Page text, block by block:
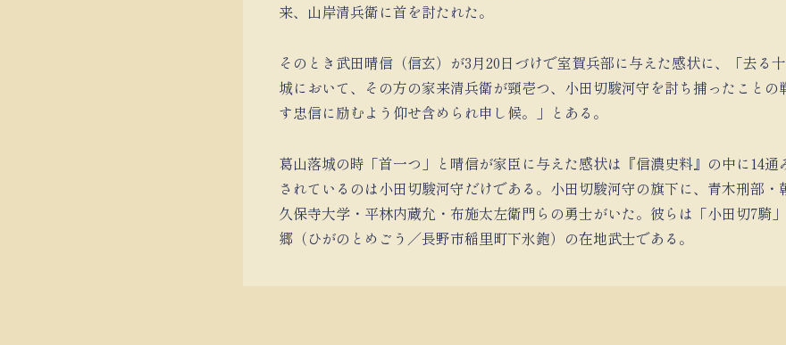
来、山岸清兵衛に首を討たれた。
そのとき武田晴信（信玄）が3月20日づけで室賀兵部に与えた感状に、「去る
城において、その方の家来清兵衛が頸壱つ、小田切駿河守を討ち捕ったことの
す忠信に励むよう仰せ含められ申し候。」とある。
葛山落城の時「首一つ」と晴信が家臣に与えた感状は『信濃史料』の中に14通
されているのは小田切駿河守だけである。小田切駿河守の旗下に、青木刑部・
久保寺大学・平林内蔵允・布施太左衛門らの勇士がいた。彼らは「小田切7騎
郷（ひがのとめごう／長野市稲里町下氷鉋）の在地武士である。